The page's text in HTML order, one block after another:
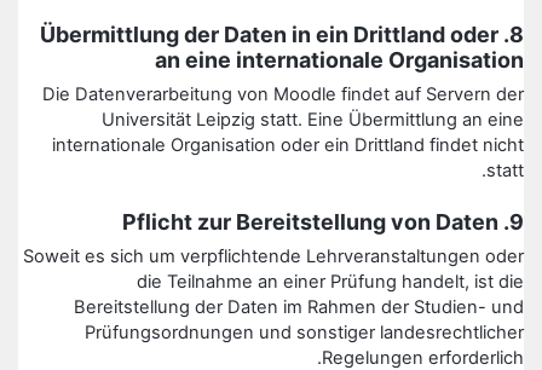
8. Übermittlung der Daten in ein Drittland oder
an eine internationale Organisation
Die Datenverarbeitung von Moodle findet auf Servern der
Universität Leipzig statt. Eine Übermittlung an eine
internationale Organisation oder ein Drittland findet nicht
statt.
9. Pflicht zur Bereitstellung von Daten
Soweit es sich um verpflichtende Lehrveranstaltungen oder
die Teilnahme an einer Prüfung handelt, ist die
Bereitstellung der Daten im Rahmen der Studien- und
Prüfungsordnungen und sonstiger landesrechtlicher
Regelungen erforderlich.